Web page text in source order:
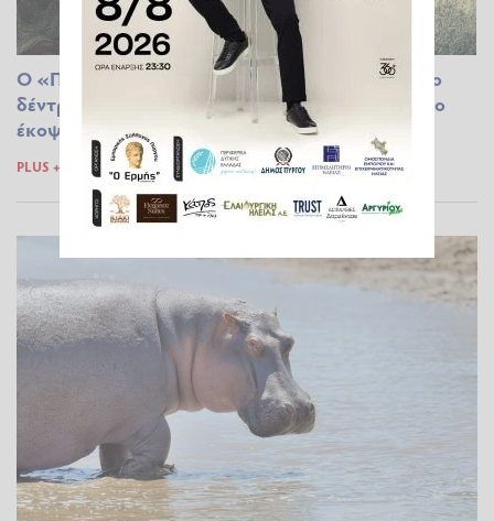
Ο «Προμηθέας» 4.900 ετών ήταν το παλαιότερο
δέντρο στον κόσμο - Μέχρι που ένας φοιτητής το
έκοψε
PLUS + 11.05.2026 22:56